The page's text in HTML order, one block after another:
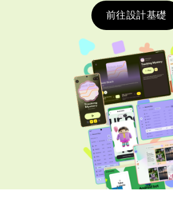
前往設計基礎